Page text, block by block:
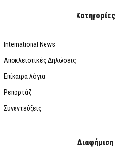
Κατηγορίες
International News
Αποκλειστικές Δηλώσεις
Επίκαιρα Λόγια
Ρεπορτάζ
Συνεντεύξεις
Διαφήμιση